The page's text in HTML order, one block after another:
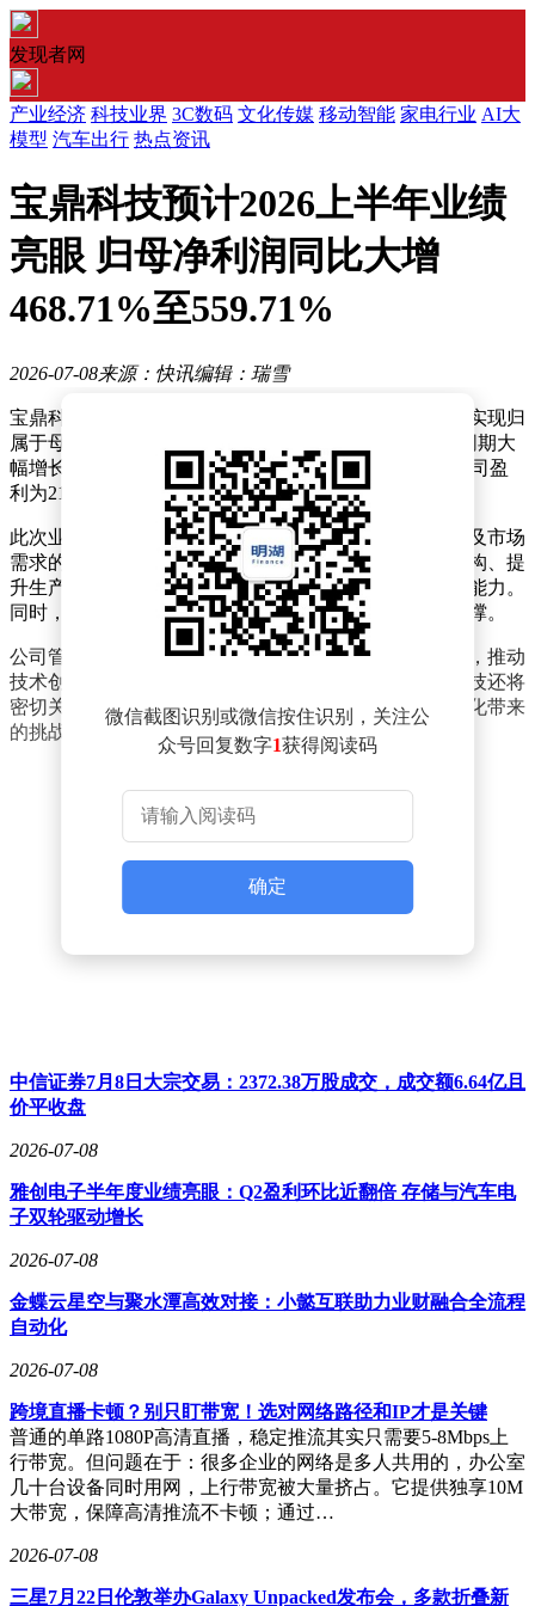
发现者网
产业经济 科技业界 3C数码 文化传媒 移动智能 家电行业 AI大
模型 汽车出行 热点资讯
宝鼎科技预计2026上半年业绩
亮眼 归母净利润同比大增
468.71%至559.71%
2026-07-08来源：快讯编辑：瑞雪
宝鼎科技近日发布业绩预告，公司预计2026年上半年将实现归
属于母公司股东的净利润1.25亿元至1.45亿元，较上年同期大
幅增长468.71%至559.71%。根据财务数据，去年同期公司盈
利为2197.95万元，此次业绩增长幅度显著。
此次业绩预增主要得益于公司核心业务板块的稳健发展及市场
需求的持续扩大。报告期内，宝鼎科技通过优化产品结构、提
升生产效率以及加强成本控制等措施，有效增强了盈利能力。
同时，行业景气度回升也为公司业绩增长提供了有力支撑。
公司管理层表示，未来将继续聚焦主业，加大研发投入，推动
技术创新，以巩固市场地位并提升核心竞争力。宝鼎科技还将
密切关注行业动态，灵活调整经营策略，以应对市场变化带来
的挑战。
微信截图识别或微信按住识别，关注公
众号回复数字1获得阅读码
确定
中信证券7月8日大宗交易：2372.38万股成交，成交额6.64亿且
价平收盘
2026-07-08
雅创电子半年度业绩亮眼：Q2盈利环比近翻倍 存储与汽车电
子双轮驱动增长
2026-07-08
金蝶云星空与聚水潭高效对接：小懿互联助力业财融合全流程
自动化
2026-07-08
跨境直播卡顿？别只盯带宽！选对网络路径和IP才是关键
普通的单路1080P高清直播，稳定推流其实只需要5-8Mbps上
行带宽。但问题在于：很多企业的网络是多人共用的，办公室
几十台设备同时用网，上行带宽被大量挤占。它提供独享10M
大带宽，保障高清推流不卡顿；通过…
2026-07-08
三星7月22日伦敦举办Galaxy Unpacked发布会，多款折叠新